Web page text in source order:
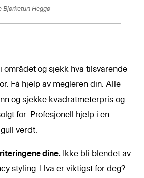
Bjørketun Heggø
i området og sjekk hva tilsvarende
Få hjelp av megleren din. Alle
og sjekke kvadratmeterpris og
for. Profesjonell hjelp i en
verdt.
dine. Ikke bli blendet av
styling. Hva er viktigst for deg?